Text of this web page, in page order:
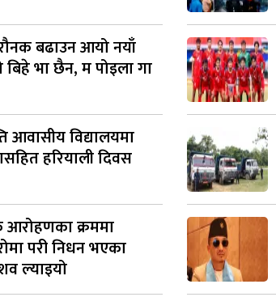
बढाउन आयो नयाँ
बिहे भा छैन, म पोइला गा
आवासीय विद्यालयमा
हरियाली दिवस
आरोहणका क्रममा
परी निधन भएका
ल्याइयो